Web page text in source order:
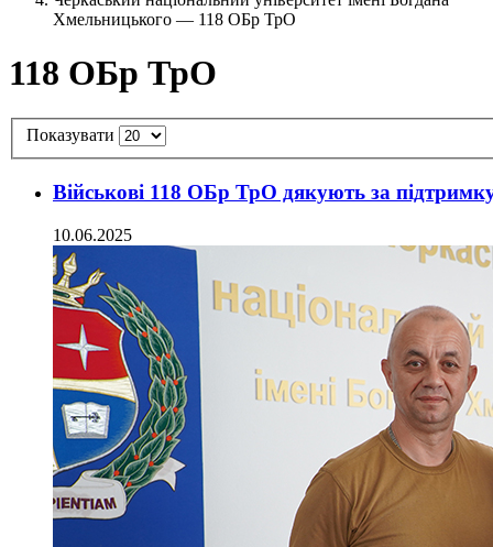
Хмельницького — 118 ОБр ТрО
118 ОБр ТрО
Показувати
Військові 118 ОБр ТрО дякують за
10.06.2025